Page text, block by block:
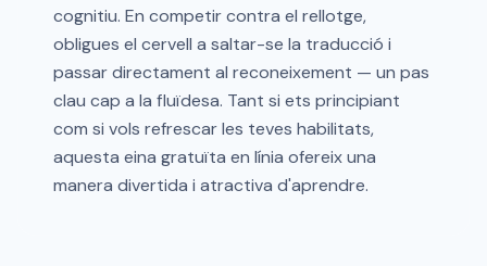
cognitiu. En competir contra el rellotge,
obligues el cervell a saltar-se la traducció i
passar directament al reconeixement — un pas
clau cap a la fluïdesa. Tant si ets principiant
com si vols refrescar les teves habilitats,
aquesta eina gratuïta en línia ofereix una
manera divertida i atractiva d'aprendre.